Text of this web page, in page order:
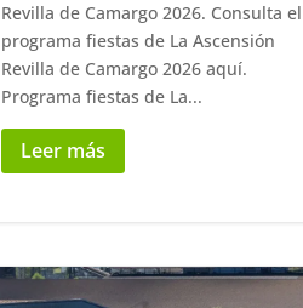
Revilla de Camargo 2026. Consulta el
programa fiestas de La Ascensión
Revilla de Camargo 2026 aquí.
Programa fiestas de La...
Leer más